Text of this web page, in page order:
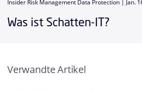
Insider Risk Management Data Protection | Jan.
Was ist Schatten-IT?
Verwandte Artikel